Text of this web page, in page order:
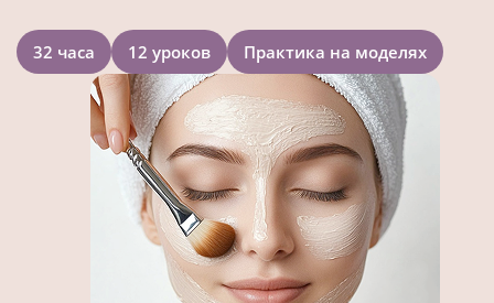
32 часа 12 уроков Практика на моделях